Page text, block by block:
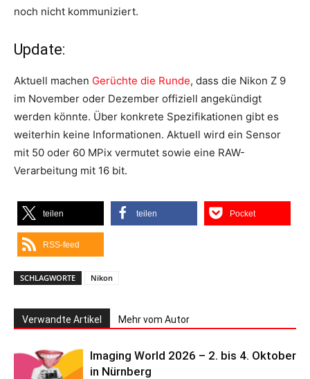
noch nicht kommuniziert.
Update:
Aktuell machen Gerüchte die Runde, dass die Nikon Z 9
im November oder Dezember offiziell angekündigt
werden könnte. Über konkrete Spezifikationen gibt es
weiterhin keine Informationen. Aktuell wird ein Sensor
mit 50 oder 60 MPix vermutet sowie eine RAW-
Verarbeitung mit 16 bit.
teilen teilen Pocket
RSS-feed
SCHLAGWORTE Nikon
Verwandte Artikel Mehr vom Autor
Imaging World 2026 – 2. bis 4. Oktober
in Nürnberg